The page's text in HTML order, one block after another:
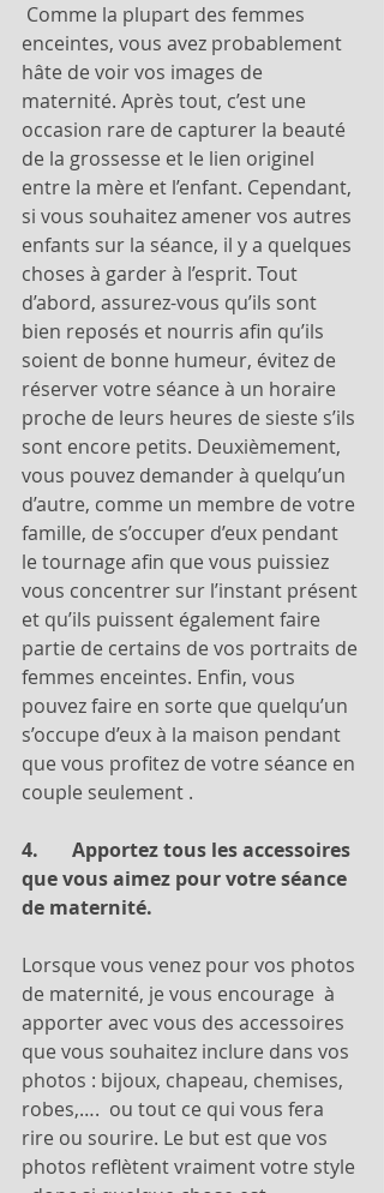
Comme la plupart des femmes
enceintes, vous avez probablement
hâte de voir vos images de
maternité. Après tout, c’est une
occasion rare de capturer la beauté
de la grossesse et le lien originel
entre la mère et l’enfant. Cependant,
si vous souhaitez amener vos autres
enfants sur la séance, il y a quelques
choses à garder à l’esprit. Tout
d’abord, assurez-vous qu’ils sont
bien reposés et nourris afin qu’ils
soient de bonne humeur, évitez de
réserver votre séance à un horaire
proche de leurs heures de sieste s’ils
sont encore petits. Deuxièmement,
vous pouvez demander à quelqu’un
d’autre, comme un membre de votre
famille, de s’occuper d’eux pendant
le tournage afin que vous puissiez
vous concentrer sur l’instant présent
et qu’ils puissent également faire
partie de certains de vos portraits de
femmes enceintes. Enfin, vous
pouvez faire en sorte que quelqu’un
s’occupe d’eux à la maison pendant
que vous profitez de votre séance en
couple seulement .
4.       Apportez tous les accessoires
que vous aimez pour votre séance
de maternité.
Lorsque vous venez pour vos photos
de maternité, je vous encourage  à
apporter avec vous des accessoires
que vous souhaitez inclure dans vos
photos : bijoux, chapeau, chemises,
robes,….  ou tout ce qui vous fera
rire ou sourire. Le but est que vos
photos reflètent vraiment votre style